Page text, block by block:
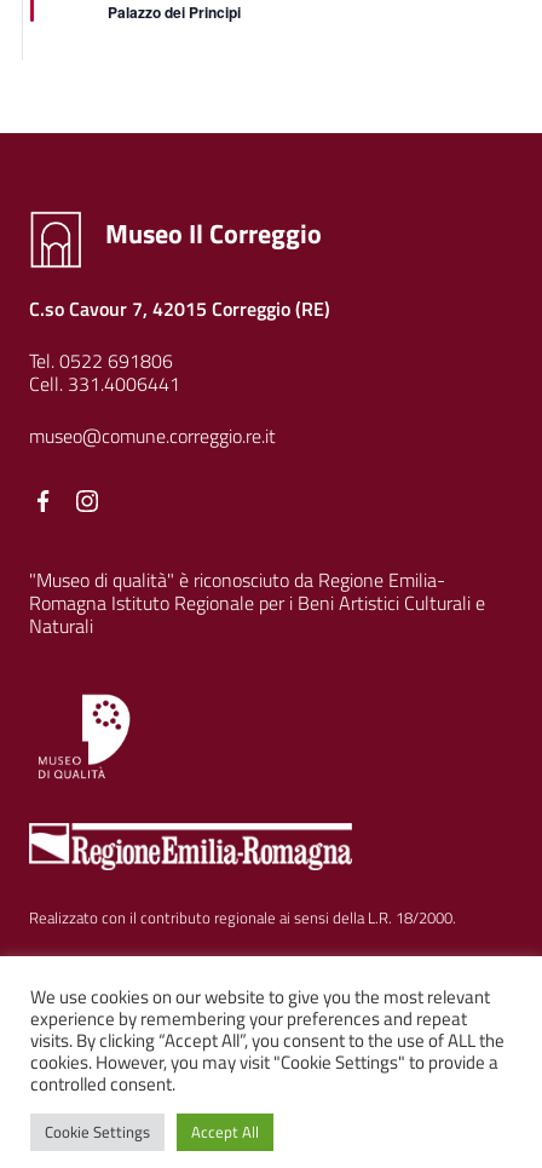
Palazzo dei Principi
Museo Il Correggio
C.so Cavour 7, 42015 Correggio (RE)
Tel. 0522 691806
Cell. 331.4006441
museo@comune.correggio.re.it
Facebook
"Museo di qualità" è riconosciuto da Regione Emilia-
Romagna Istituto Regionale per i Beni Artistici Culturali e
Naturali
Realizzato con il contributo regionale ai sensi della L.R. 18/2000.
Sezione Link Utili
Privacy | Cookie policy | Note legali | Contatti |
Web solution:Kalimera.it su tema AGID by Italia WP
We use cookies on our website to give you the most relevant
experience by remembering your preferences and repeat
visits. By clicking “Accept All”, you consent to the use of ALL the
cookies. However, you may visit "Cookie Settings" to provide a
controlled consent.
Cookie Settings Accept All